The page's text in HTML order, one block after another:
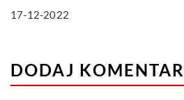
17-12-2022
DODAJ